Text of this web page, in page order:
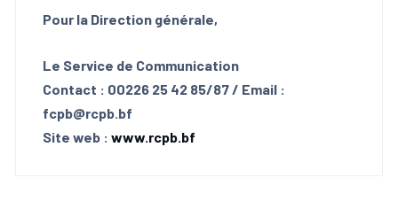
Pour la Direction générale,
Le Service de Communication
Contact : 00226 25 42 85/87 / Email :
fcpb@rcpb.bf
Site web :www.rcpb.bf